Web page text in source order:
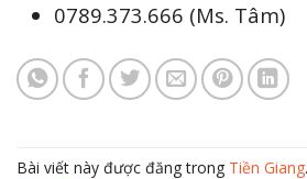
0789.373.666 (Ms. Tâm)
Bài viết này được đăng trong Tiền Giang